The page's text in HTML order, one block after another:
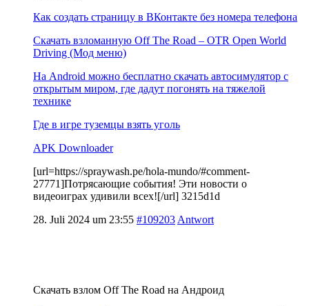
Как создать страницу в ВКонтакте без номера телефона
Скачать взломанную Off The Road – OTR Open World
Driving (Мод меню)
На Android можно бесплатно скачать автосимулятор с
открытым миром, где дадут погонять на тяжелой
технике
Где в игре туземцы взять уголь
APK Downloader
[url=https://spraywash.pe/hola-mundo/#comment-
27771]Потрясающие события! Эти новости о
видеоиграх удивили всех![/url] 3215d1d
28. Juli 2024 um 23:55 #109203 Antwort
Скачать взлом Off The Road на Андроид